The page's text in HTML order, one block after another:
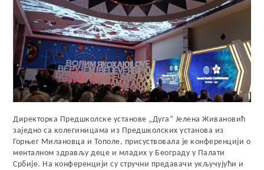
Директорка Предшколске установе „Дуга“ Јелена Живановић
заједно са колегиницама из Предшколских установа из
Горњег Милановца и Тополе, присуствовала је конференцији о
менталном здрављу деце и младих у Београду у Палати
Србије. На конференцији су стручни предавачи укључујући и